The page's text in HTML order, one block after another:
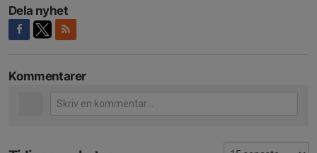
Dela nyhet
Kommentarer